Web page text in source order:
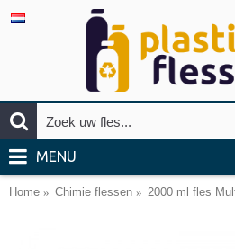
MENU
Home Chimie flessen 2000 ml fles